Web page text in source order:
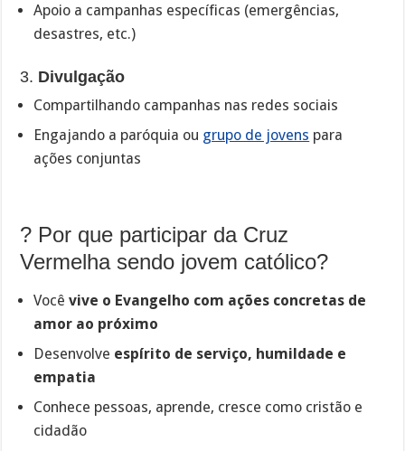
Apoio a campanhas específicas (emergências,
desastres, etc.)
3. Divulgação
Compartilhando campanhas nas redes sociais
Engajando a paróquia ou grupo de jovens para
ações conjuntas
? Por que participar da Cruz
Vermelha sendo jovem católico?
Vocêvive o Evangelho com ações concretas de
amor ao próximo
Desenvolve espírito de serviço, humildade e
empatia
Conhece pessoas, aprende, cresce como cristão e
cidadão